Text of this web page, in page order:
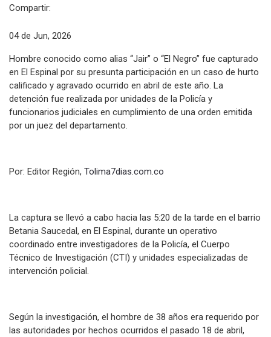
Compartir:
04 de Jun, 2026
Hombre conocido como alias “Jair” o “El Negro” fue capturado
en El Espinal por su presunta participación en un caso de hurto
calificado y agravado ocurrido en abril de este año. La
detención fue realizada por unidades de la Policía y
funcionarios judiciales en cumplimiento de una orden emitida
por un juez del departamento.
Por: Editor Región, Tolima7dias.com.co
La captura se llevó a cabo hacia las 5:20 de la tarde en el barrio
Betania Saucedal, en El Espinal, durante un operativo
coordinado entre investigadores de la Policía, el Cuerpo
Técnico de Investigación (CTI) y unidades especializadas de
intervención policial.
Según la investigación, el hombre de 38 años era requerido por
las autoridades por hechos ocurridos el pasado 18 de abril,